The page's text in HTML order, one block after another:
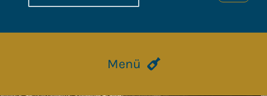
Menü